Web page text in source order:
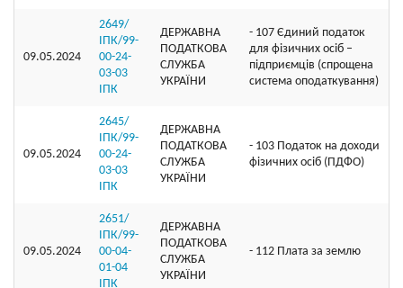
09.05.2024
2649/
ІПК/99-
00-24-
03-03
ІПК
ДЕРЖАВНА
ПОДАТКОВА
СЛУЖБА
УКРАЇНИ
- 107 Єдиний податок
для фізичних осіб –
підприємців (спрощена
система оподаткування)
09.05.2024
2645/
ІПК/99-
00-24-
03-03
ІПК
ДЕРЖАВНА
ПОДАТКОВА
СЛУЖБА
УКРАЇНИ
- 103 Податок на доходи
фізичних осіб (ПДФО)
09.05.2024
2651/
ІПК/99-
00-04-
01-04
ІПК
ДЕРЖАВНА
ПОДАТКОВА
СЛУЖБА
УКРАЇНИ
- 112 Плата за землю